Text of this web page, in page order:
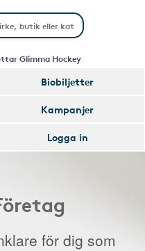
Glimma Hockey
Biobiljetter
Kampanjer
Logga in
för dig som